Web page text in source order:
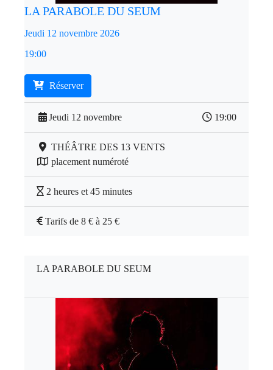
LA PARABOLE DU SEUM
Jeudi 12 novembre 2026
19:00
Réserver
Jeudi 12 novembre 19:00
THÉÂTRE DES 13 VENTS
placement numéroté
2 heures et 45 minutes
Tarifs de 8 € à 25 €
LA PARABOLE DU SEUM